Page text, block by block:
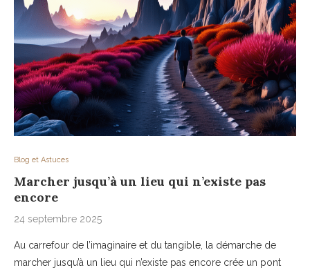
Blog et Astuces
Marcher jusqu’à un lieu qui n’existe pas
encore
24 septembre 2025
Au carrefour de l’imaginaire et du tangible, la démarche de
marcher jusqu’à un lieu qui n’existe pas encore crée un pont